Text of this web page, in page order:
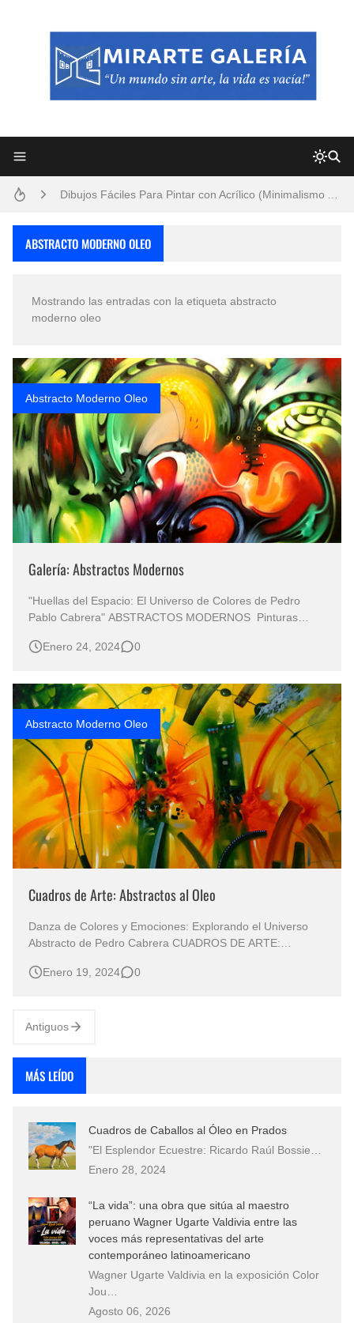
Frutas y Flores Para Colorear Imágenes
Dibujos para Colorear, una Actividad Divertida para Niños y Niñas
Que significan los cuadros de negras africanas?
El mundo del arte en pintura surrealista
ABSTRACTO MODERNO OLEO
Mostrando las entradas con la etiqueta abstracto
moderno oleo
Abstracto Moderno Oleo
Galería: Abstractos Modernos
"Huellas del Espacio: El Universo de Colores de Pedro
Pablo Cabrera" ABSTRACTOS MODERNOS Pinturas
Abstractas Pedro Cabrera Pintor Colombiano Abstractos
Fusión Electrizante c…
Enero 24, 2024 0
Abstracto Moderno Oleo
Cuadros de Arte: Abstractos al Oleo
Danza de Colores y Emociones: Explorando el Universo
Abstracto de Pedro Cabrera CUADROS DE ARTE:
en Óleo Cuadros Abstractos Pintor Pedro Cabrera Pintura
Enero 19, 2024 0
Antiguos
MÁS LEÍDO
Cuadros de Caballos al Óleo en Prados
"El Esplendor Ecuestre: Ricardo Raúl Bossie…
Enero 28, 2024
“La vida”: una obra que sitúa al maestro
peruano Wagner Ugarte Valdivia entre las
voces más representativas del arte
contemporáneo latinoamericano
Wagner Ugarte Valdivia en la exposición Color
Jou…
Agosto 06, 2026